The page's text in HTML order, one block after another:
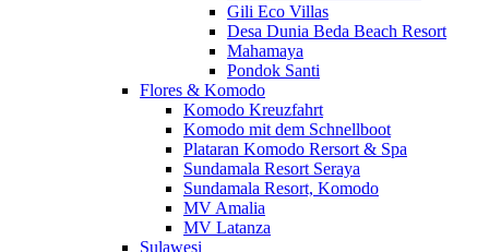
Gili Eco Villas
Desa Dunia Beda Beach Resort
Mahamaya
Pondok Santi
Flores & Komodo
Komodo Kreuzfahrt
Komodo mit dem Schnellboot
Plataran Komodo Rersort & Spa
Sundamala Resort Seraya
Sundamala Resort, Komodo
MV Amalia
MV Latanza
Sulawesi